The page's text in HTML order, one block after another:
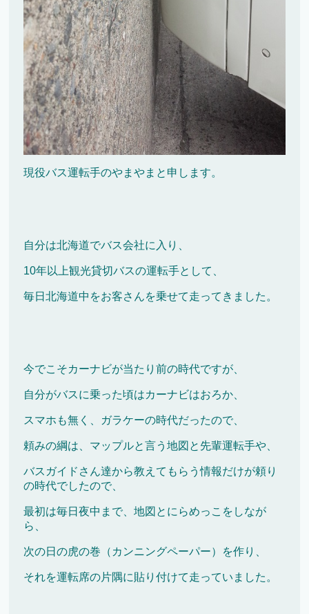
現役バス運転手のやまやまと申します。
自分は北海道でバス会社に入り、
10年以上観光貸切バスの運転手として、
毎日北海道中をお客さんを乗せて走ってきました。
今でこそカーナビが当たり前の時代ですが、
自分がバスに乗った頃はカーナビはおろか、
スマホも無く、ガラケーの時代だったので、
頼みの綱は、マップルと言う地図と先輩運転手や、
バスガイドさん達から教えてもらう情報だけが頼り
の時代でしたので、
最初は毎日夜中まで、地図とにらめっこをしなが
ら、
次の日の虎の巻（カンニングペーパー）を作り、
それを運転席の片隅に貼り付けて走っていました。